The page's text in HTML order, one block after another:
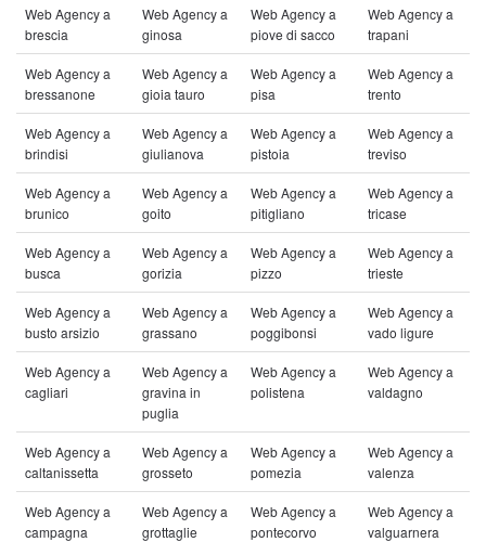
Web Agency a
brescia
Web Agency a
ginosa
Web Agency a
piove di sacco
Web Agency a
trapani
Web Agency a
bressanone
Web Agency a
gioia tauro
Web Agency a
pisa
Web Agency a
trento
Web Agency a
brindisi
Web Agency a
giulianova
Web Agency a
pistoia
Web Agency a
treviso
Web Agency a
brunico
Web Agency a
goito
Web Agency a
pitigliano
Web Agency a
tricase
Web Agency a
busca
Web Agency a
gorizia
Web Agency a
pizzo
Web Agency a
trieste
Web Agency a
busto arsizio
Web Agency a
grassano
Web Agency a
poggibonsi
Web Agency a
vado ligure
Web Agency a
cagliari
Web Agency a
gravina in
puglia
Web Agency a
polistena
Web Agency a
valdagno
Web Agency a
caltanissetta
Web Agency a
grosseto
Web Agency a
pomezia
Web Agency a
valenza
Web Agency a
campagna
Web Agency a
grottaglie
Web Agency a
pontecorvo
Web Agency a
valguarnera